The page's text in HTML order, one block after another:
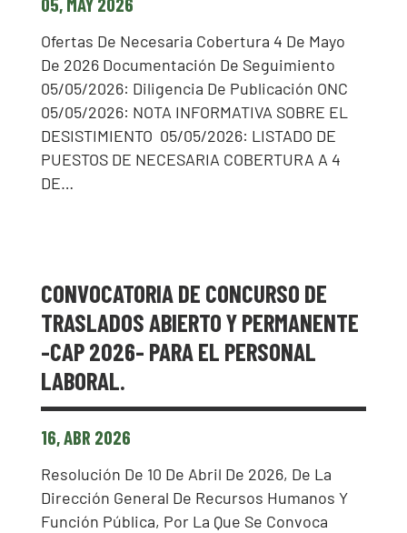
Ofertas De Necesaria Cobertura 4 De Mayo
De 2026 Documentación De Seguimiento
05/05/2026: Diligencia De Publicación ONC
05/05/2026: NOTA INFORMATIVA SOBRE EL
DESISTIMIENTO 05/05/2026: LISTADO DE
PUESTOS DE NECESARIA COBERTURA A 4
DE…
CONVOCATORIA DE CONCURSO DE
TRASLADOS ABIERTO Y PERMANENTE
-CAP 2026- PARA EL PERSONAL
LABORAL.
16, ABR 2026
Resolución De 10 De Abril De 2026, De La
Dirección General De Recursos Humanos Y
Función Pública, Por La Que Se Convoca